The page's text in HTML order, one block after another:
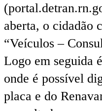
aberta, o cidadão
“Veículos –
Logo em seguida
onde é possível
placa e do